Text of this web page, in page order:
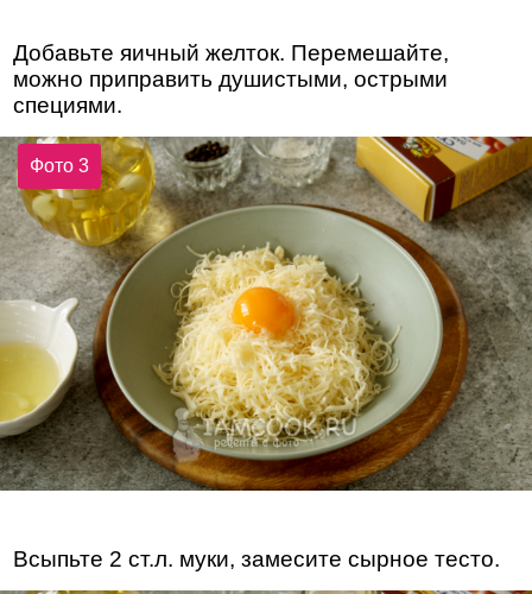
Добавьте яичный желток. Перемешайте,
можно приправить душистыми, острыми
специями.
Фото 3
Всыпьте 2 ст.л. муки, замесите сырное тесто.